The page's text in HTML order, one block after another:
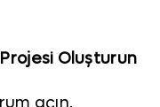
Projesi Oluşturun